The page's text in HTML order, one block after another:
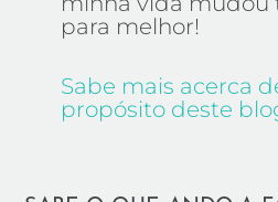
para melhor!
Sabe mais acerca
propósito deste